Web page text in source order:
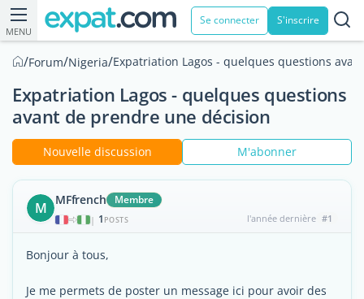
MENU
Se connecter S'inscrire
/Forum/Nigeria/Expatriation Lagos - quelques questions
Expatriation Lagos - quelques questions
avant de prendre une décision
Nouvelle discussion M'abonner
M MFfrench Membre
| 1 POSTS l'année dernière #1
Bonjour à tous,
Je me permets de poster un message ici pour avoir des